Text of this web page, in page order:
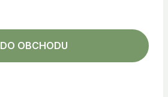
DO OBCHODU